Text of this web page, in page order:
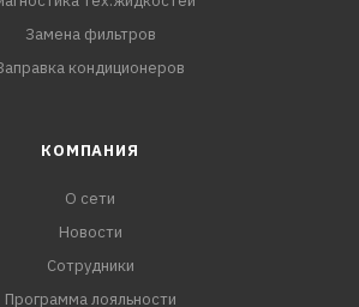
Замена фильтров
кондиционеров
КОМПАНИЯ
О сети
Новости
Сотрудники
Программа лояльности